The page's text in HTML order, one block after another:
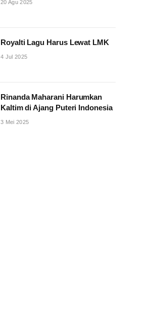
20 Agu 2025
Royalti Lagu Harus Lewat LMK
4 Jul 2025
Rinanda Maharani Harumkan
Kaltim di Ajang Puteri Indonesia
3 Mei 2025